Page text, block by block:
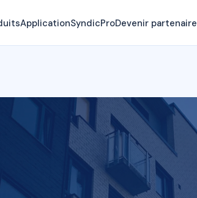
ApplicationSyndicProDevenir partenaire